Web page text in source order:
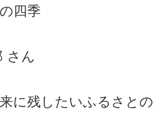
四季
さん
に残したいふるさと